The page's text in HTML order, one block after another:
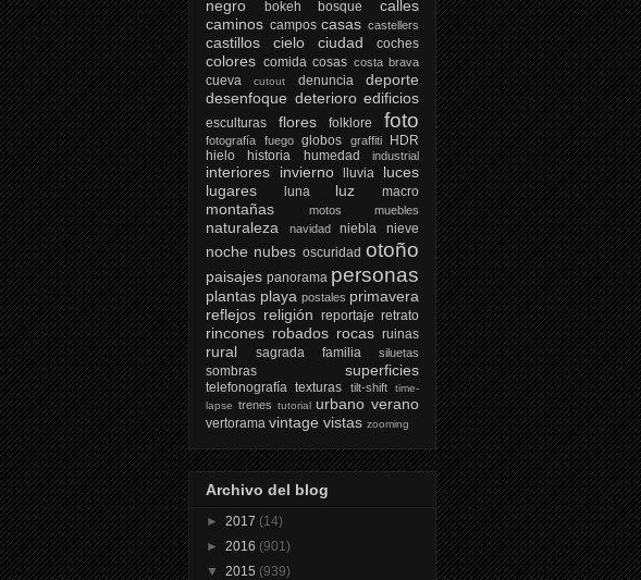
negro
bokeh bosque
calles
caminos campos casas castellers
castillos cielo ciudad coches
colores comida cosas costa brava
cueva cutout denuncia
deporte
desenfoque deterioro edificios
esculturas flores folklore foto
fotografía fuego globos graffiti
HDR
hielo
historia humedad industrial
interiores invierno lluvia
luces
lugares
luna luz macro
montañas motos muebles
naturaleza navidad niebla nieve
noche nubes oscuridad otoño
paisajes panorama personas
plantas playa postales primavera
reflejos religión reportaje retrato
rincones robados rocas ruinas
rural sagrada familia siluetas
sombras superficies
telefonografía texturas tilt-shift
time-
lapse trenes tutorial urbano verano
vertorama vintage vistas zooming
Archivo del blog
► 2017 (14)
► 2016 (901)
▼ 2015 (939)